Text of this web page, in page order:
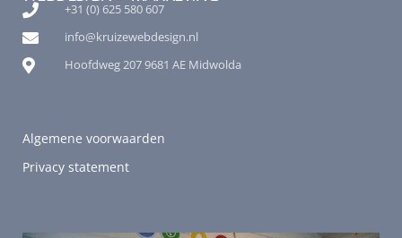
+31 (0) 625 580 607
info@kruizewebdesign.nl
Hoofdweg 207 9681 AE Midwolda
Algemene voorwaarden
Privacy statement